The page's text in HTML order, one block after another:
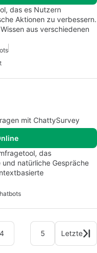
das es Nutzern
Aktionen zu verbessern.
aus verschiedenen
mit ChattySurvey
das
natürliche Gespräche
4 5 Letzte